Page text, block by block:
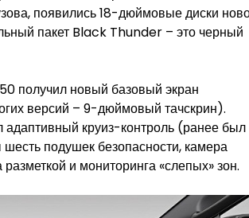
появились 18-дюймовые диски
пакет Black Thunder – это черный
получил новый базовый экран
версий – 9-дюймовый тачскрин).
адаптивный круиз-контроль (ранее был
подушек безопасности, камера
и мониторинга «слепых» зон.